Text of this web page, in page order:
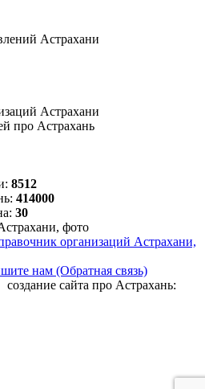
Астрахани
Астрахани
про Астрахань
8512
414000
30
организаций Астрахани,
нам (Обратная связь)
сайта про Астрахань: